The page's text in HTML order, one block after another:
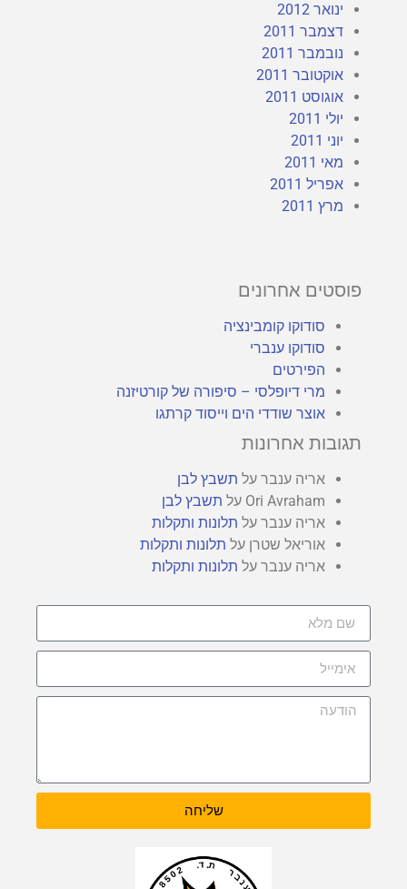
ינואר 2012
דצמבר 2011
נובמבר 2011
אוקטובר 2011
אוגוסט 2011
יולי 2011
יוני 2011
מאי 2011
אפריל 2011
מרץ 2011
פוסטים אחרונים
סודוקו קומבינציה
סודוקו ענברי
הפירטים
מרי דיופלסי – סיפורה של קורטיזנה
אוצר שודדי הים וייסוד קרתגו
תגובות אחרונות
אריה ענבר על תשבץ לבן
Ori Avraham על תשבץ לבן
אריה ענבר על תלונות ותקלות
אוריאל שטרן על תלונות ותקלות
אריה ענבר על תלונות ותקלות
שליחה